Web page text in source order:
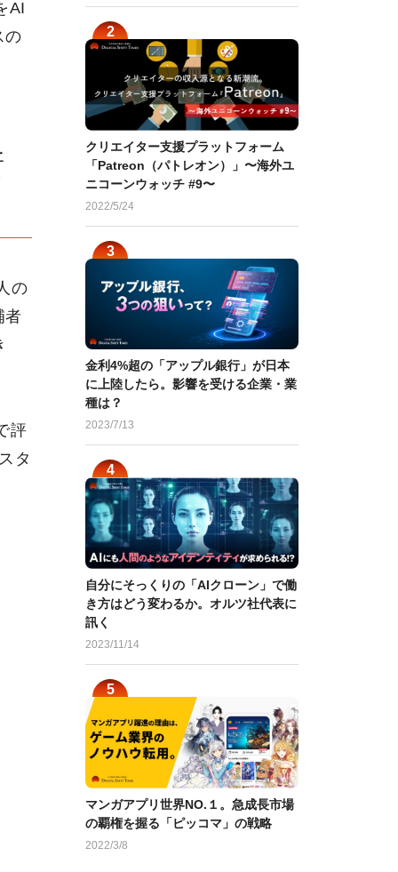
AI
の
の
者
評
タ
クリエイター支援プラットフォーム
「Patreon（パトレオン）」〜海外ユ
ニコーンウォッチ #9〜
2022/5/24
金利4%超の「アップル銀行」が日本
に上陸したら。影響を受ける企業・業
種は？
2023/7/13
自分にそっくりの「AIクローン」で働
き方はどう変わるか。オルツ社代表に
訊く
2023/11/14
マンガアプリ世界NO.１。急成長市場
の覇権を握る「ピッコマ」の戦略
2022/3/8